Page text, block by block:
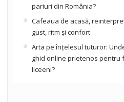
pariuri din România?
Cafeaua de acasă,
gust, ritm și confort
Arta pe înțelesul tuturor:
ghid online prietenos pentru
liceeni?